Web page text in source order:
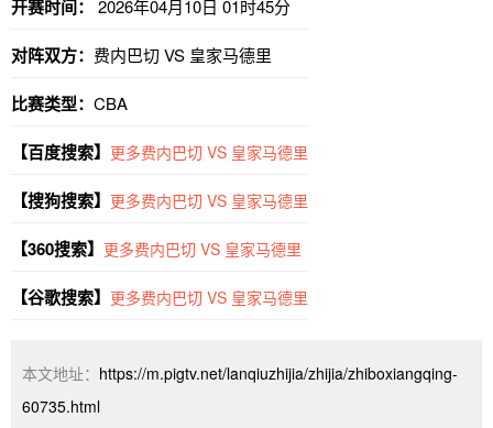
开赛时间： 2026年04月10日 01时45分
对阵双方： 费内巴切 VS 皇家马德里
比赛类型： CBA
【百度搜索】 更多费内巴切 VS 皇家马德里
【搜狗搜索】 更多费内巴切 VS 皇家马德里
【360搜索】 更多费内巴切 VS 皇家马德里
【谷歌搜索】 更多费内巴切 VS 皇家马德里
本文地址： https://m.pigtv.net/lanqiuzhijia/zhijia/zhiboxiangqing-
60735.html